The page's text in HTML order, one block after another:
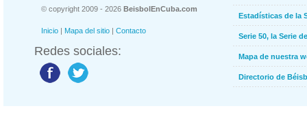
© copyright 2009 - 2026 BeisbolEnCuba.com
Inicio | Mapa del sitio | Contacto
Redes sociales:
Estadísticas de la
Serie 50, la Serie
Mapa de nuestra
Directorio de